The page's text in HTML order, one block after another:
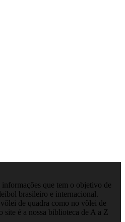
que tem o objetivo de
brasileiro e internacional.
de quadra como no vôlei de
site é a nossa biblioteca de A a Z